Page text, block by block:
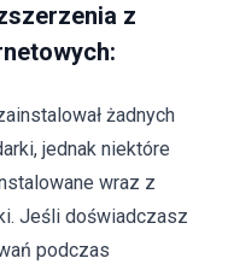
z
żadnych
jednak niektóre
wraz z
Jeśli doświadczasz
podczas